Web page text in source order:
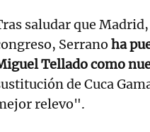
saludar que
Serrano ha
Tellado como
de Cuca
relevo".